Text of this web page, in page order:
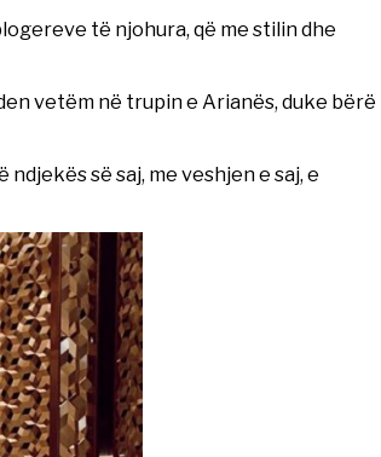
të njohura, që me stilin dhe
vetëm në trupin e Arianës, duke bërë
së saj, me veshjen e saj, e